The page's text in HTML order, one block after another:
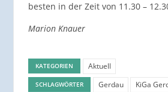
besten in der Zeit von 11.30 –
Marion Knauer
KATEGORIEN Aktuell
SCHLAGWÖRTER Gerdau KiGa